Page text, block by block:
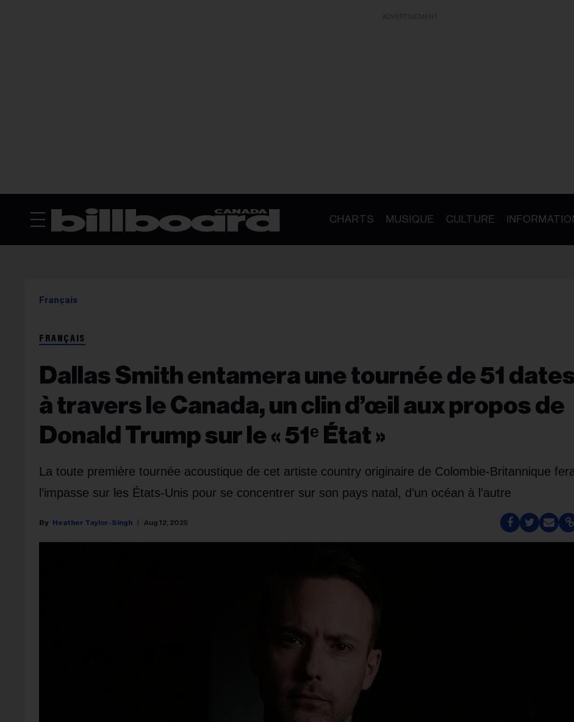
CHARTS MUSIQUE CULTURE
Français
FRANÇAIS
Dallas Smith entamera une tournée de 51
à travers le Canada, un clin d’œil aux propos de
Donald Trump sur le « 51ᵉ État »
La toute première tournée acoustique de cet artiste country originaire de Colombie-Britannique
l’impasse sur les États-Unis pour se concentrer sur son pays natal, d’un océan à l’autre
Heather Taylor-Singh Aug 12, 2025